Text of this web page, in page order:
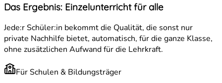
Das Ergebnis: Einzelunterricht für alle
Jede:r Schüler:in bekommt die Qualität, die sonst nur
private Nachhilfe bietet, automatisch, für die ganze Klasse,
ohne zusätzlichen Aufwand für die Lehrkraft.
Für Schulen & Bildungsträger